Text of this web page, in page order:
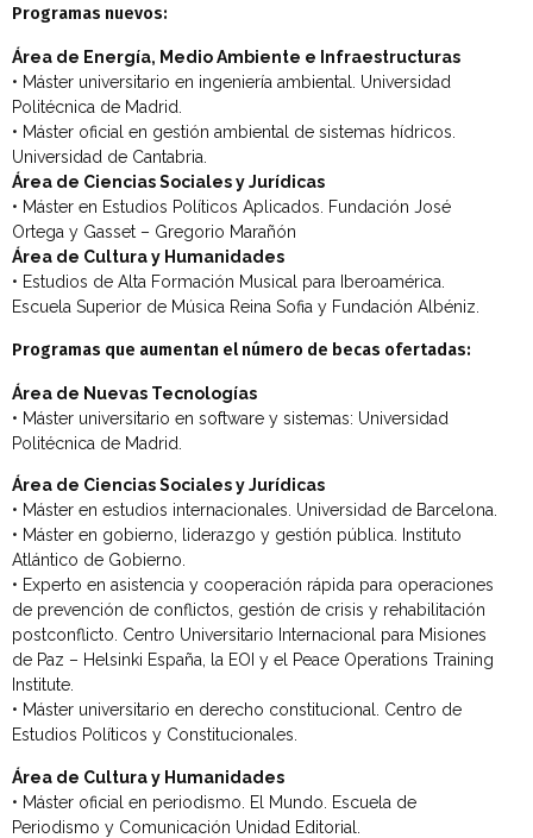
Programas nuevos:
Área de Energía, Medio Ambiente e Infraestructuras
• Máster universitario en ingeniería ambiental. Universidad
Politécnica de Madrid.
• Máster oficial en gestión ambiental de sistemas hídricos.
Universidad de Cantabria.
Área de Ciencias Sociales y Jurídicas
• Máster en Estudios Políticos Aplicados. Fundación José
Ortega y Gasset – Gregorio Marañón
Área de Cultura y Humanidades
• Estudios de Alta Formación Musical para Iberoamérica.
Escuela Superior de Música Reina Sofia y Fundación Albéniz.
Programas que aumentan el número de becas ofertadas:
Área de Nuevas Tecnologías
• Máster universitario en software y sistemas: Universidad
Politécnica de Madrid.
Área de Ciencias Sociales y Jurídicas
• Máster en estudios internacionales. Universidad de Barcelona.
• Máster en gobierno, liderazgo y gestión pública. Instituto
Atlántico de Gobierno.
• Experto en asistencia y cooperación rápida para operaciones
de prevención de conflictos, gestión de crisis y rehabilitación
postconflicto. Centro Universitario Internacional para Misiones
de Paz – Helsinki España, la EOI y el Peace Operations Training
Institute.
• Máster universitario en derecho constitucional. Centro de
Estudios Políticos y Constitucionales.
Área de Cultura y Humanidades
• Máster oficial en periodismo. El Mundo. Escuela de
Periodismo y Comunicación Unidad Editorial.